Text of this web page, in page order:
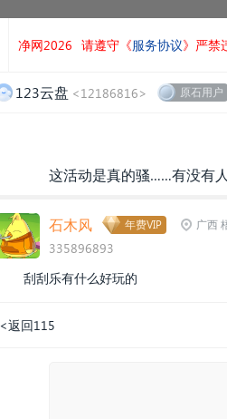
净网2026 请遵守《服务协议》严禁
123云盘 <12186816> 原石用户
这活动是真的骚……有没有
石木风 年费VIP 广西
335896893
刮刮乐有什么好玩的
<返回115